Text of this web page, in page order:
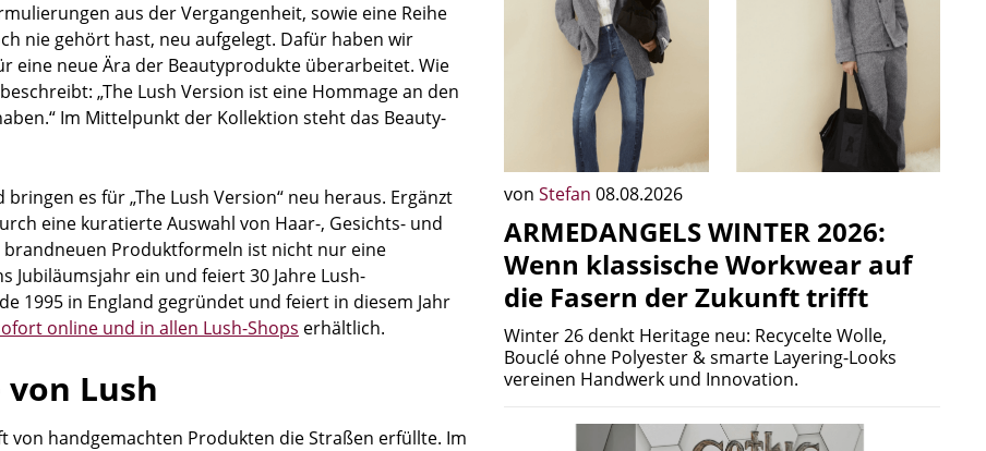
aus der Vergangenheit, sowie eine Reihe
nie gehört hast, neu aufgelegt. Dafür haben wir
eine neue Ära der Beautyprodukte überarbeitet. Wie
„The Lush Version ist eine Hommage an den
Im Mittelpunkt der Kollektion steht das Beauty-
es für „The Lush Version“ neu heraus. Ergänzt
eine kuratierte Auswahl von Haar-, Gesichts- und
Produktformeln ist nicht nur eine
Jubiläumsjahr ein und feiert 30 Jahre Lush-
1995 in England gegründet und feiert in diesem Jahr
online und in allen Lush-Shops erhältlich.
Lush
von handgemachten Produkten die Straßen erfüllte. Im
von Stefan 08.08.2026
ARMEDANGELS WINTER 2026:
Wenn klassische Workwear auf
die Fasern der Zukunft trifft
Winter 26 denkt Heritage neu: Recycelte Wolle,
Bouclé ohne Polyester & smarte Layering-Looks
vereinen Handwerk und Innovation.